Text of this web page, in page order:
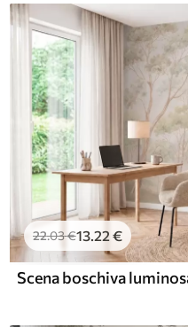
22.03€13.22 €